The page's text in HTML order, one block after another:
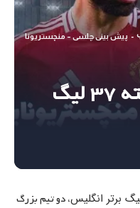
- پیش بینی چلسی – منچستریونایتد | هفته ۳۷ لیگ برتر
منچستریونایتد | هفته ۳۷ لیگ
برتر انگلیس، دو تیم بزرگ